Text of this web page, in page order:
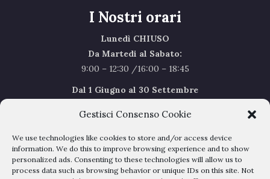
Gestisci Consenso Cookie
We use technologies like cookies to store and/or access device
information. We do this to improve browsing experience and to show
personalized ads. Consenting to these technologies will allow us to
process data such as browsing behavior or unique IDs on this site. Not
I Nostri orari
Lunedì CHIUSO
Da Martedi al Sabato:
9:00 – 12:30 /16:00 – 18:45
Dal 1 Giugno al 30 Settembre
Sabato Agosto Chiusi
I chiusi per Ferie dal 1 al 24Agosto